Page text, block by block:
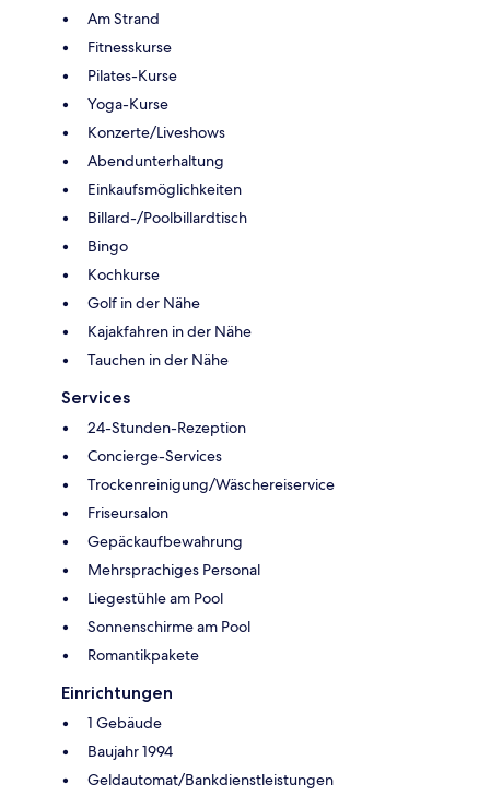
Am Strand
Fitnesskurse
Pilates-Kurse
Yoga-Kurse
Konzerte/Liveshows
Abendunterhaltung
Einkaufsmöglichkeiten
Billard-/Poolbillardtisch
Bingo
Kochkurse
Golf in der Nähe
Kajakfahren in der Nähe
Tauchen in der Nähe
Services
24-Stunden-Rezeption
Concierge-Services
Trockenreinigung/Wäschereiservice
Friseursalon
Gepäckaufbewahrung
Mehrsprachiges Personal
Liegestühle am Pool
Sonnenschirme am Pool
Romantikpakete
Einrichtungen
1 Gebäude
Baujahr 1994
Geldautomat/Bankdienstleistungen